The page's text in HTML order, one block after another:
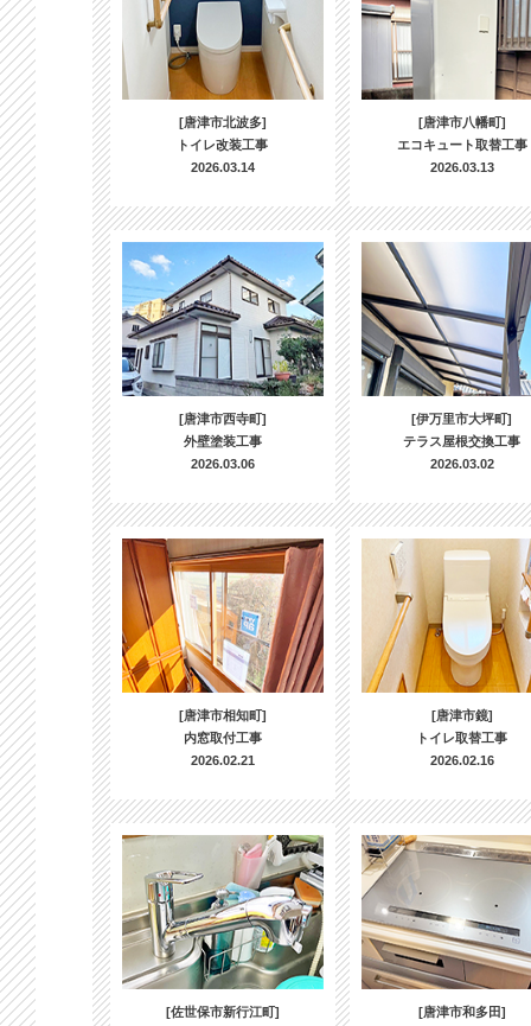
[唐津市北波多]
トイレ改装工事
2026.03.14
[唐津市八幡町]
エコキュート取替工事
2026.03.13
[唐津市西寺町]
外壁塗装工事
2026.03.06
[伊万里市大坪町]
テラス屋根交換工事
2026.03.02
[唐津市相知町]
内窓取付工事
2026.02.21
[唐津市鏡]
トイレ取替工事
2026.02.16
[佐世保市新行江町]
[唐津市和多田]